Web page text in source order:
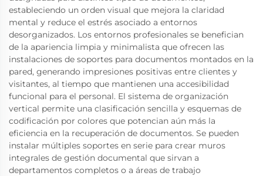
estableciendo un orden visual que mejora la claridad
mental y reduce el estrés asociado a entornos
desorganizados. Los entornos profesionales se benefician
de la apariencia limpia y minimalista que ofrecen las
instalaciones de soportes para documentos montados en la
pared, generando impresiones positivas entre clientes y
visitantes, al tiempo que mantienen una accesibilidad
funcional para el personal. El sistema de organización
vertical permite una clasificación sencilla y esquemas de
codificación por colores que potencian aún más la
eficiencia en la recuperación de documentos. Se pueden
instalar múltiples soportes en serie para crear muros
integrales de gestión documental que sirvan a
departamentos completos o a áreas de trabajo